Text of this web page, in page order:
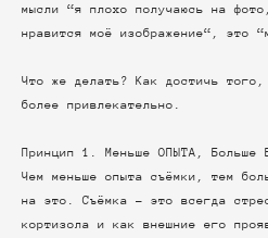
мысли “я плохо получаюсь на
нравится моё изображение“, это
Что же делать? Как достичь
более привлекательно.
Принцип 1. Меньше ОПЫТА, Больше
Чем меньше опыта съёмки, тем
на это. Съёмка - это всегда
кортизола и как внешние его